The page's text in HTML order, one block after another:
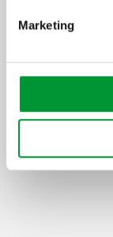
Marketing